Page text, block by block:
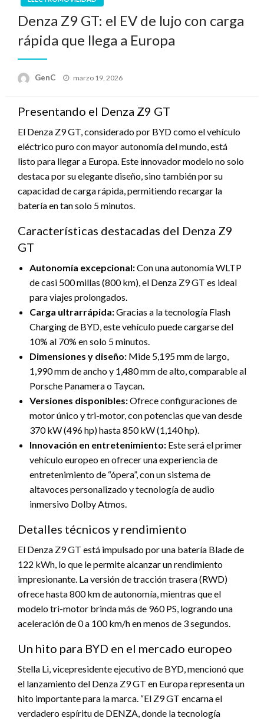
Denza Z9 GT: el EV de lujo con carga
rápida que llega a Europa
GenC
Publicado
marzo 19, 2026
Presentando el Denza Z9 GT
El Denza Z9 GT, considerado por BYD como el vehículo
eléctrico puro con mayor autonomía del mundo, está
listo para llegar a Europa. Este innovador modelo no solo
destaca por su elegante diseño, sino también por su
capacidad de carga rápida, permitiendo recargar la
batería en tan solo 5 minutos.
Características destacadas del Denza Z9
GT
Autonomía excepcional:Con una autonomía WLTP
de casi 500 millas (800 km), el Denza Z9 GT es ideal
para viajes prolongados.
Carga ultrarrápida:Gracias a la tecnología Flash
Charging de BYD, este vehículo puede cargarse del
10% al 70% en solo 5 minutos.
Dimensiones y diseño: Mide 5,195 mm de largo,
1,990 mm de ancho y 1,480 mm de alto, comparable al
Porsche Panamera o Taycan.
Versiones disponibles:Ofrece configuraciones de
motor único y tri-motor, con potencias que van desde
370 kW (496 hp) hasta 850 kW (1,140 hp).
Innovación en entretenimiento: Este será el primer
vehículo europeo en ofrecer una experiencia de
entretenimiento de “ópera”, con un sistema de
altavoces personalizado y tecnología de audio
inmersivo Dolby Atmos.
Detalles técnicos y rendimiento
El Denza Z9 GT está impulsado por una batería Blade de
122 kWh, lo que le permite alcanzar un rendimiento
impresionante. La versión de tracción trasera (RWD)
ofrece hasta 800 km de autonomía, mientras que el
modelo tri-motor brinda más de 960 PS, logrando una
aceleración de 0 a 100 km/h en menos de 3 segundos.
Un hito para BYD en el mercado europeo
Stella Li, vicepresidente ejecutivo de BYD, mencionó que
el lanzamiento del Denza Z9 GT en Europa representa un
hito importante para la marca. “El Z9 GT encarna el
verdadero espíritu de DENZA, donde la tecnología